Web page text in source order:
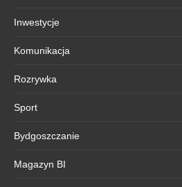
Inwestycje
Komunikacja
Rozrywka
Sport
Bydgoszczanie
Magazyn BI